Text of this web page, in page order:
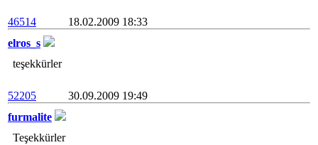
46514
18.02.2009 18:33
elros_s
teşekkürler
52205
30.09.2009 19:49
furmalite
Teşekkürler